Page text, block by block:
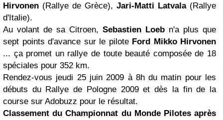
Hirvonen (Rallye de Grèce), Jari-Matti Latvala(Rallye
d'Italie).
Au volant de sa Citroen, Sebastien Loeb n'a plus que
sept points d'avance sur le pilote Ford Mikko Hirvonen
... ça promet un rallye de toute beauté composée de 18
spéciales pour 352 km.
Rendez-vous jeudi 25 juin 2009 à 8h du matin pour les
débuts du Rallye de Pologne 2009 et dès la fin de la
course sur Adobuzz pour le résultat.
Classement du Championnat du Monde Pilotes après